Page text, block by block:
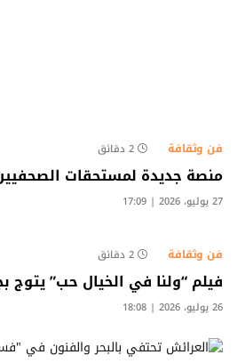
فن وثقافة 2 دقائق
منصة جديدة لمستحقات
27 يوليو، 2026 | 17:09
فن وثقافة 2 دقائق
فيلم “ولنا في الخيال حب” يتوج
26 يوليو، 2026 | 18:08